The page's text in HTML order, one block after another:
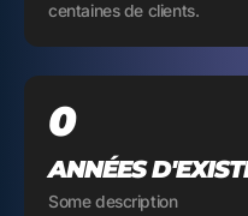
centaines de clients.
0
ANNÉES
Some description